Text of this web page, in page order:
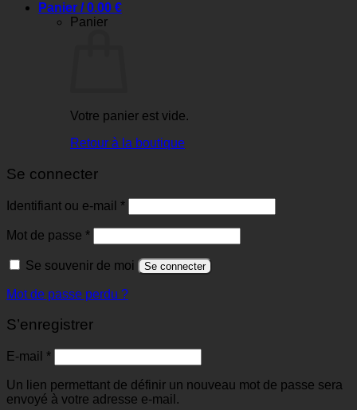
Panier /0.00 €
Panier
Votre panier est vide.
Retour à la boutique
Se connecter
Identifiant ou e-mail *
Mot de passe *
Se souvenir de moi Se connecter
Mot de passe perdu ?
S’enregistrer
E-mail *
Un lien permettant de définir un nouveau mot de passe sera
envoyé à votre adresse e-mail.